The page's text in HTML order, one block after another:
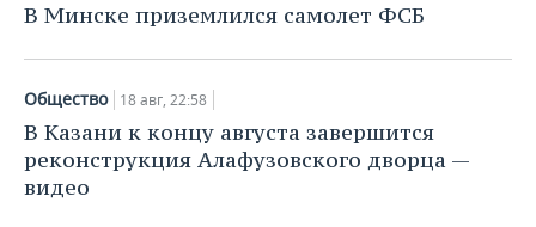
ВОДНЫЕ ВИДЫ СПОРТА
ХОККЕЙ С МЯЧОМ
ОБРАЗОВАНИЕ
ПРОИСШЕСТВИЯ
В Минске приземлился самолет ФСБ
Общество 18 авг, 22:58
В Казани к концу августа завершится
реконструкция Алафузовского дворца —
видео